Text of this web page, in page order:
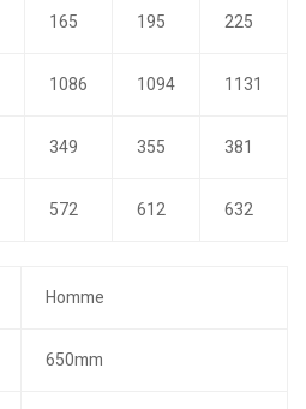
165 195 225
1086 1094 1131
349 355 381
572 612 632
Homme
650mm